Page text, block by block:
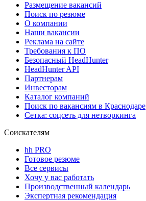
Размещение вакансий
Поиск по резюме
О компании
Наши вакансии
Реклама на сайте
Требования к ПО
Безопасный HeadHunter
HeadHunter API
Партнерам
Инвесторам
Каталог компаний
Поиск по вакансиям в Краснодаре
Сетка: соцсеть для нетворкинга
Соискателям
hh PRO
Готовое резюме
Все сервисы
Хочу у вас работать
Производственный календарь
Экспертная рекомендация